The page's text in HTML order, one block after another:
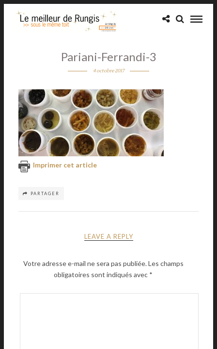
Pariani-Ferrandi-3
4 octobre 2017
Imprimer cet article
PARTAGER
LEAVE A REPLY
Votre adresse e-mail ne sera pas publiée.Les champs
obligatoires sont indiqués avec *